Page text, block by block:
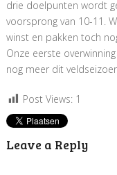
drie doelpunten wordt
voorsprong van 10-11.
winst en pakken toch
Onze eerste
nog meer dit
Post Views: 1
Leave a Reply